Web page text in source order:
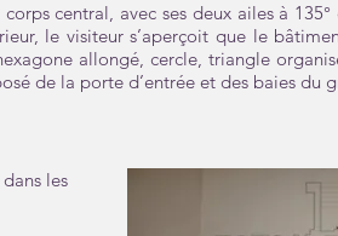
central, avec ses deux ailes à
le visiteur s’aperçoit que le
allongé, cercle, triangle
de la porte d’entrée et des baies du
les